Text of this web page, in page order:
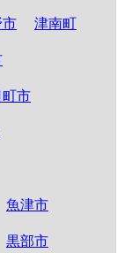
市 津南町
市
魚津市
黒部市